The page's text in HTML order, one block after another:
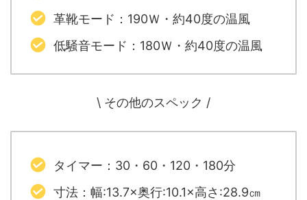
革靴モード：190Ｗ・約40度の温風
低騒音モード：180Ｗ・約40度の温風
\ その他のスペック /
タイマー：30・60・120・180分
寸法：幅:13.7×奥行:10.1×高さ:28.9㎝